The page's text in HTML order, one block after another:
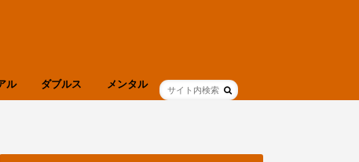
ル ダブルス メンタル